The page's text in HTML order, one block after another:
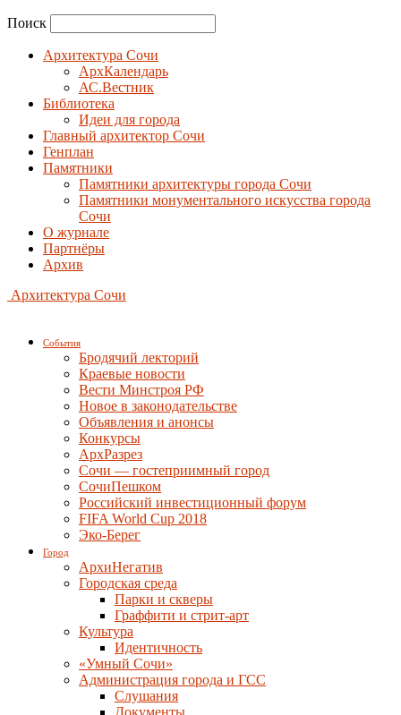
Поиск
Архитектура Сочи
АрхКалендарь
АС.Вестник
Библиотека
Идеи для города
Главный архитектор Сочи
Генплан
Памятники
Памятники архитектуры города Сочи
Памятники монументального искусства города
Сочи
О журнале
Партнёры
Архив
Архитектура Сочи
События
Бродячий лекторий
Краевые новости
Вести Минстроя РФ
Новое в законодательстве
Объявления и анонсы
Конкурсы
АрхРазрез
Сочи — гостеприимный город
СочиПешком
Российский инвестиционный форум
FIFA World Cup 2018
Эко-Берег
Город
АрхиНегатив
Городская среда
Парки и скверы
Граффити и стрит-арт
Культура
Идентичность
«Умный Сочи»
Администрация города и ГСС
Слушания
Документы